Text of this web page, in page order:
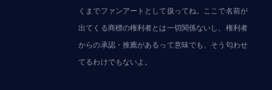
くまでファンアートとして扱ってね。ここで名前が
出てくる商標の権利者とは一切関係ないし、権利者
からの承認・推薦があるって意味でも、そう匂わせ
てるわけでもないよ。